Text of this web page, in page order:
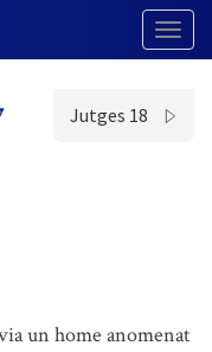
Jutges 18
un home anomenat